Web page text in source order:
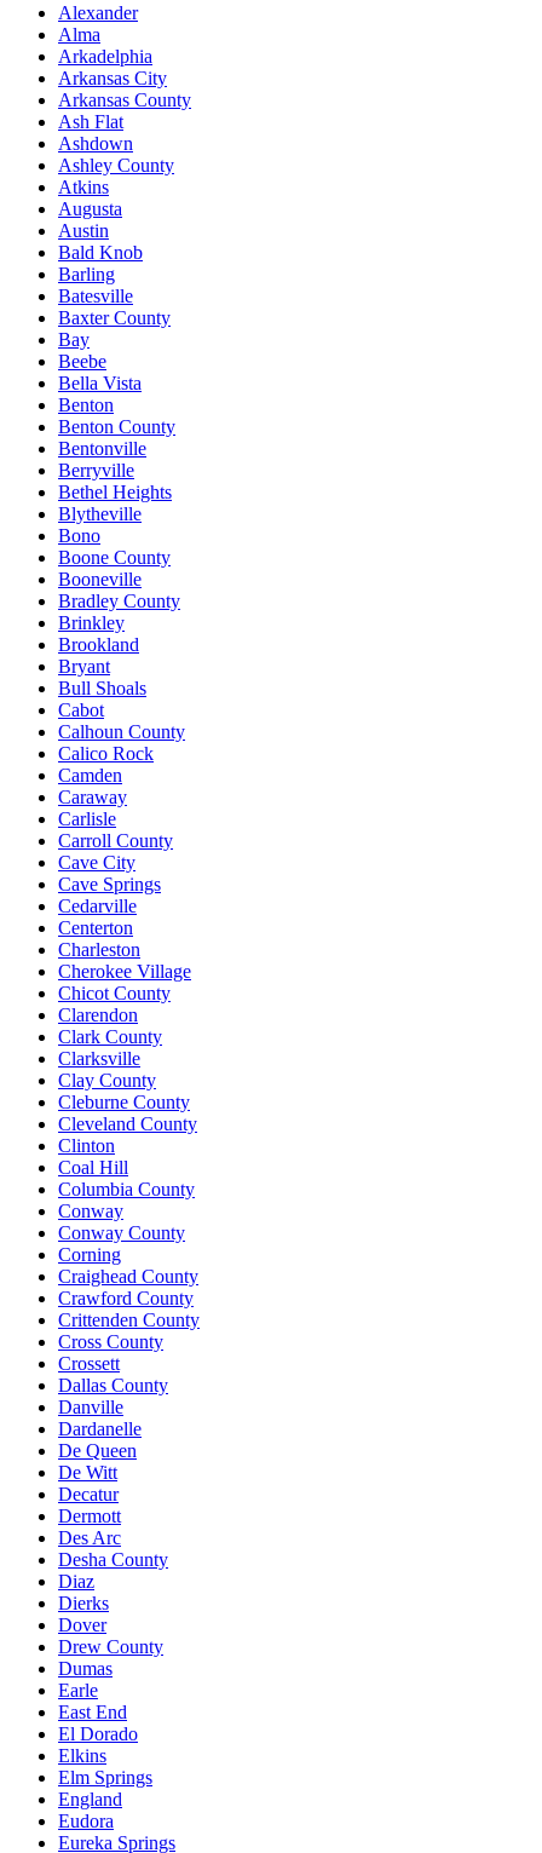
Alexander
Alma
Arkadelphia
Arkansas City
Arkansas County
Ash Flat
Ashdown
Ashley County
Atkins
Augusta
Austin
Bald Knob
Barling
Batesville
Baxter County
Bay
Beebe
Bella Vista
Benton
Benton County
Bentonville
Berryville
Bethel Heights
Blytheville
Bono
Boone County
Booneville
Bradley County
Brinkley
Brookland
Bryant
Bull Shoals
Cabot
Calhoun County
Calico Rock
Camden
Caraway
Carlisle
Carroll County
Cave City
Cave Springs
Cedarville
Centerton
Charleston
Cherokee Village
Chicot County
Clarendon
Clark County
Clarksville
Clay County
Cleburne County
Cleveland County
Clinton
Coal Hill
Columbia County
Conway
Conway County
Corning
Craighead County
Crawford County
Crittenden County
Cross County
Crossett
Dallas County
Danville
Dardanelle
De Queen
De Witt
Decatur
Dermott
Des Arc
Desha County
Diaz
Dierks
Dover
Drew County
Dumas
Earle
East End
El Dorado
Elkins
Elm Springs
England
Eudora
Eureka Springs